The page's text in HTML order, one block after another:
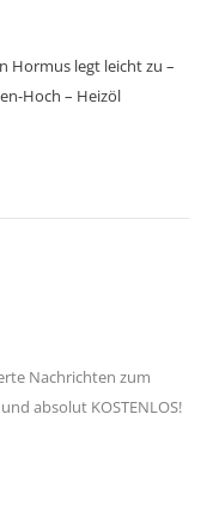
Hormus legt leicht zu –
Hoch – Heizöl
Nachrichten zum
absolut KOSTENLOS!